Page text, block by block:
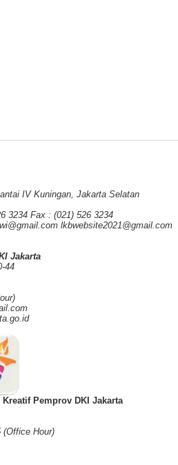
IV Kuningan, Jakarta Selatan
3234 Fax : (021) 526 3234
lkbwebsite2021@gmail.com
Jakarta
44
Pemprov DKI Jakarta
(Office Hour)